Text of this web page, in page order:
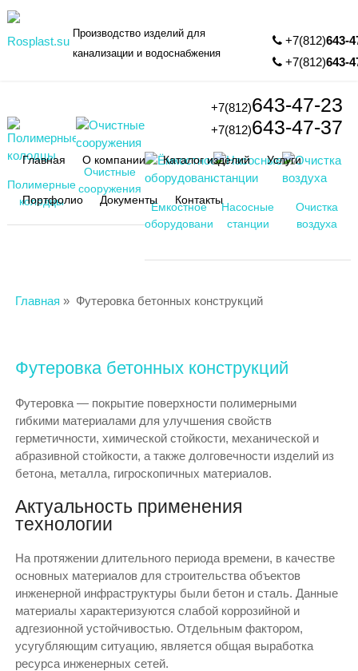
Производство изделий для
канализации и водоснабжения
+7(812)643-
+7(812)643-
+7(812)643-47-23
+7(812)643-47-37
Главная О компании Каталог изделий Услуги
Портфолио Документы Контакты
Полимерные
колодцы
Очистные
сооружения
Ёмкостное
оборудование
Насосные
станции
Очистка
воздуха
Главная » Футеровка бетонных конструкций
Футеровка бетонных конструкций
Футеровка — покрытие поверхности полимерными
гибкими материалами для улучшения свойств
герметичности, химической стойкости, механической и
абразивной стойкости, а также долговечности изделий из
бетона, металла, гигроскопичных материалов.
Актуальность применения
технологии
На протяжении длительного периода времени, в качестве
основных материалов для строительства объектов
инженерной инфраструктуры были бетон и сталь. Данные
материалы характеризуются слабой коррозийной и
адгезионной устойчивостью. Отдельным фактором,
усугубляющим ситуацию, является общая выработка
ресурса инженерных сетей.